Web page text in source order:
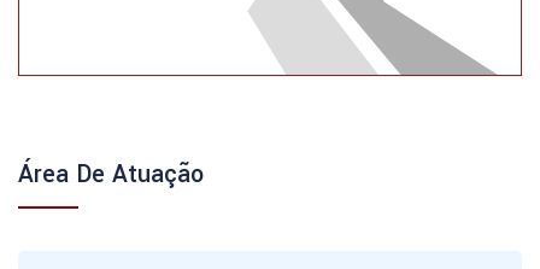
Área De Atuação